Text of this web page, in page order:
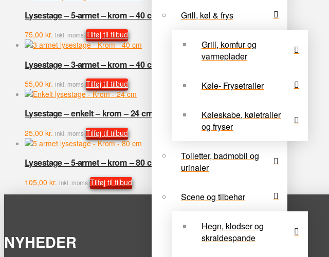
Grill, køl & frys
Grill, komfur og
varmeplader
Køle- Frysetrailer
Køleskabe, køletrailer
og fryser
Toiletter, badmobil og
urinaler
Scene og tilbehør
Hegn, klodser og
skraldespande
Lysestage – 5-armet – krom – 40 cm
75,00 kr. inkl. moms Tilføj til tilbud
Lysestage – 3-armet – krom – 40 cm
55,00 kr. inkl. moms Tilføj til tilbud
Lysestage – enkelt – krom – 24 cm
25,00 kr. inkl. moms Tilføj til tilbud
Lysestage – 5-armet – krom – 80 cm
105,00 kr. inkl. moms Tilføj til tilbud
NYHEDER